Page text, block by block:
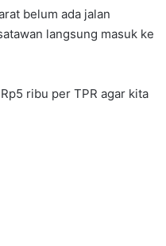
belum ada jalan
langsung masuk ke
ribu per TPR agar kita